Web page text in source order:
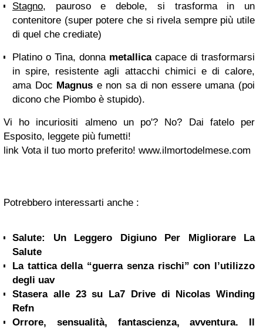
Stagno, pauroso e debole, si trasforma in un
contenitore (super potere che si rivela sempre più utile
di quel che crediate)
Platino o Tina, donna metallicacapace di trasformarsi
in spire, resistente agli attacchi chimici e di calore,
ama Doc Magnus e non sa di non essere umana (poi
dicono che Piombo è stupido).
Vi ho incuriositi almeno un po'? No? Dai fatelo per
Esposito, leggete più fumetti!
link Vota il tuo morto preferito! www.ilmortodelmese.com
Potrebbero interessarti anche :
Salute: Un Leggero Digiuno Per Migliorare La
Salute
La tattica della “guerra senza rischi” con l’utilizzo
degli uav
Stasera alle 23 su La7 Drive di Nicolas Winding
Refn
Orrore, sensualità, fantascienza, avventura. Il